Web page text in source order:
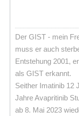
Der GIST - mein
muss er auch
Entstehung 2001,
als GIST erkannt.
Seither Imatinib 12
Jahre Avapritinib
ab 8. Mai 2023